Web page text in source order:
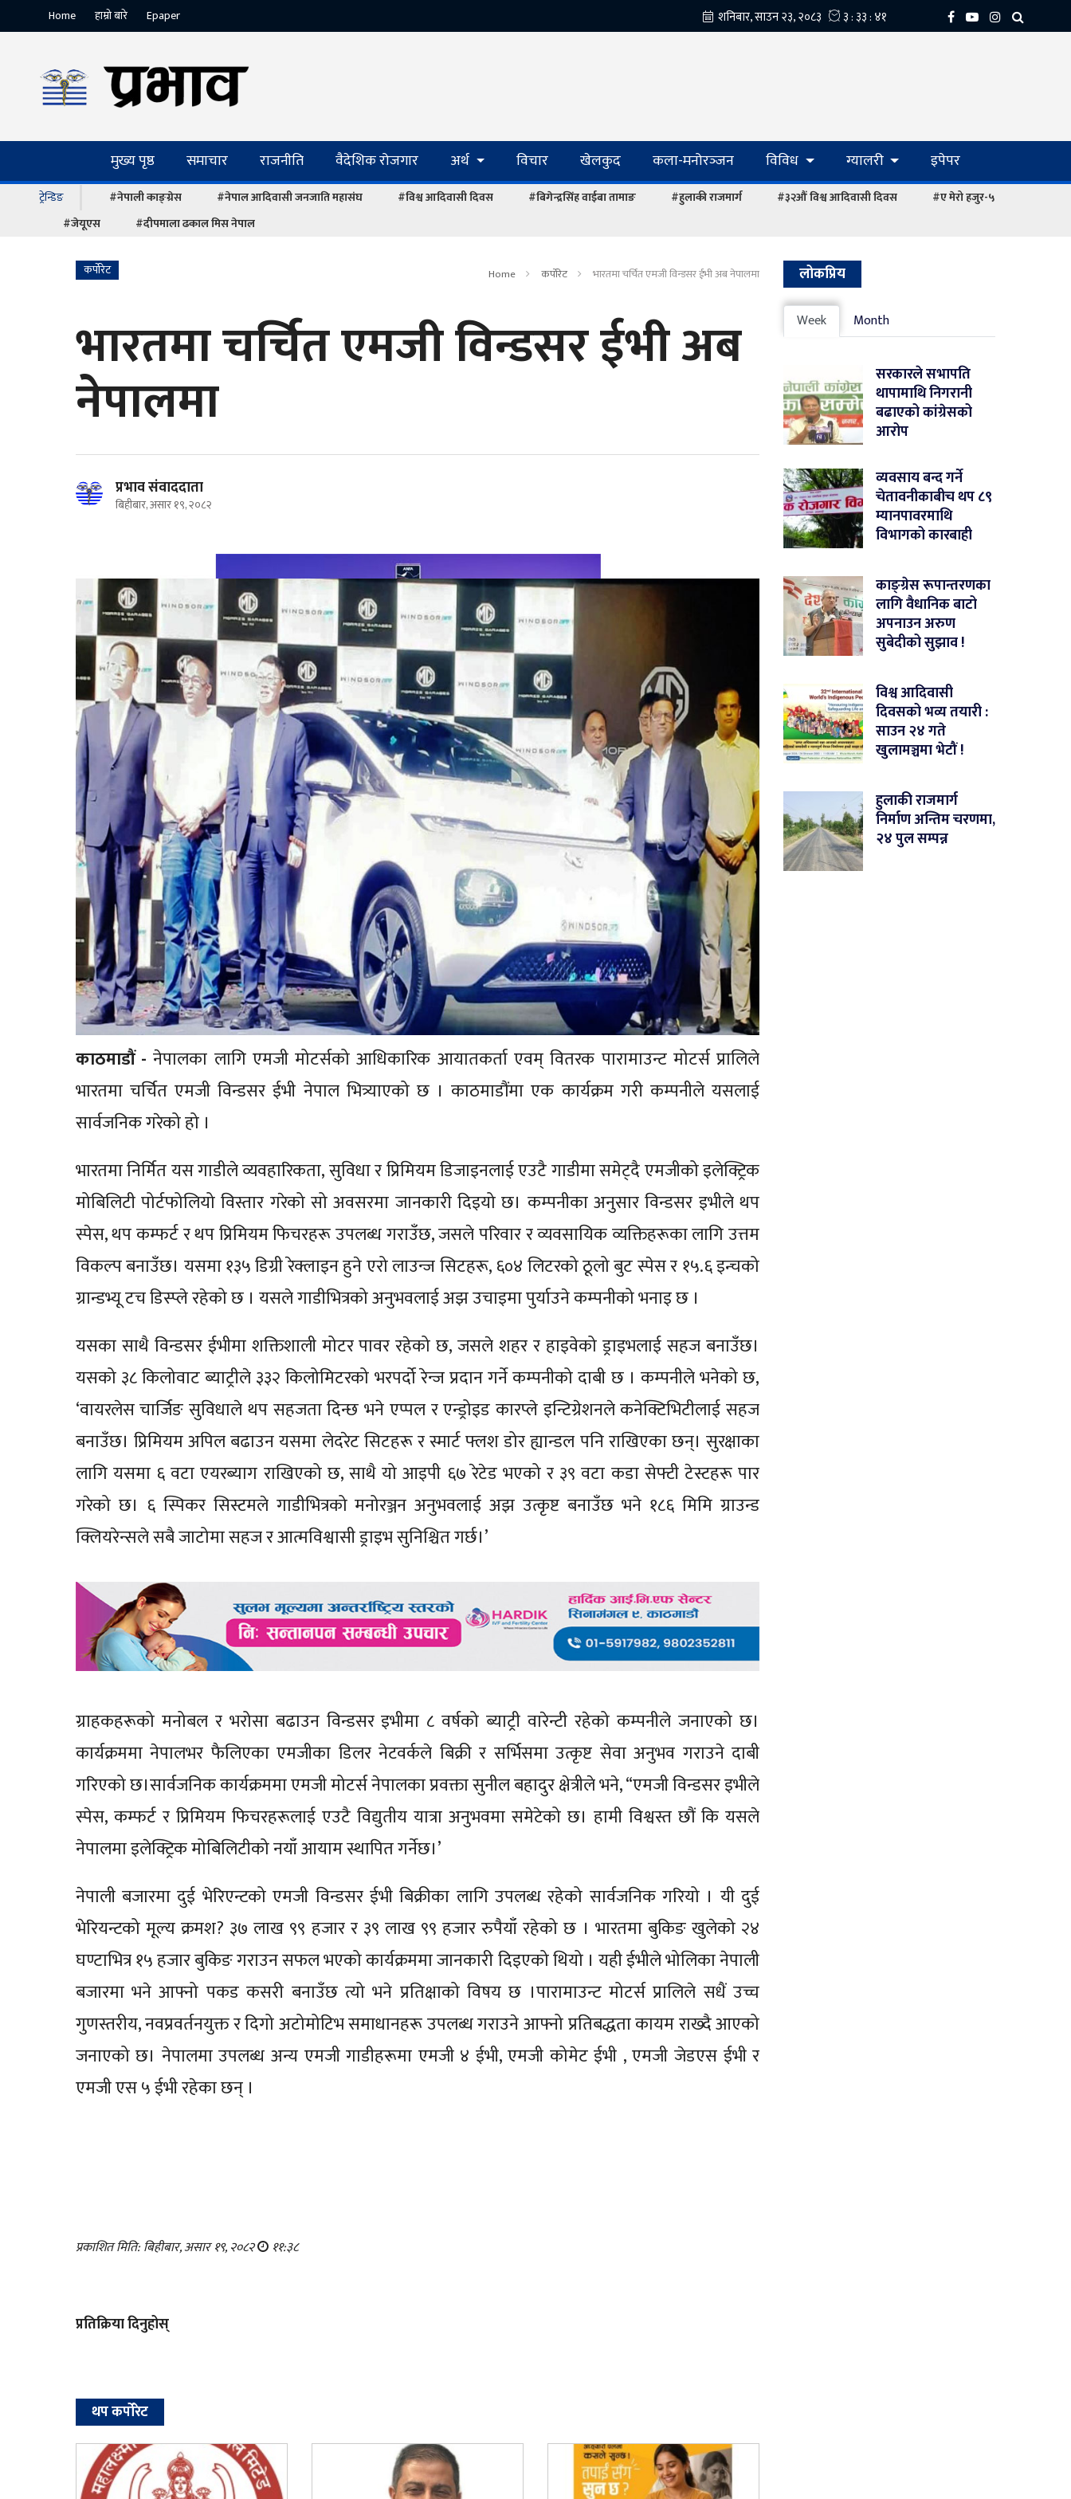
Home हाम्रो बारे Epaper
मुख्य पृष्ठ समाचार राजनीति वैदेशिक रोजगार अर्थ विचार खेलकुद कला-मनोरञ्‍जन विविध ग्यालरी इपेपर
ट्रेन्डिङ #नेपाली काङ्ग्रेस #नेपाल आदिवासी जनजाति महासंघ #विश्व आदिवासी दिवस #बिगेन्द्रसिंह वाईबा तामाङ #हुलाकी राजमार्ग #३२औं विश्व आदिवासी दिवस
#ए मेरो हजुर-५
#जेयूएस
#दीपमाला ढकाल मिस नेपाल
कर्पोरेट Home कर्पोरेट भारतमा चर्चित एमजी विन्डसर ईभी अब नेपालमा
भारतमा चर्चित एमजी विन्डसर ईभी अब
नेपालमा
प्रभाव संवाददाता
बिहीबार, असार १९, २०८२
काठमाडौं - नेपालका लागि एमजी मोटर्सको आधिकारिक आयातकर्ता एवम् वितरक पारामाउन्ट मोटर्स प्रालिले
भारतमा चर्चित एमजी विन्डसर ईभी नेपाल भित्र्याएको छ । काठमाडौंमा एक कार्यक्रम गरी कम्पनीले यसलाई
सार्वजनिक गरेको हो ।
भारतमा निर्मित यस गाडीले व्यवहारिकता, सुविधा र प्रिमियम डिजाइनलाई एउटै गाडीमा समेट्दै एमजीको इलेक्ट्रिक
मोबिलिटी पोर्टफोलियो विस्तार गरेको सो अवसरमा जानकारी दिइयो छ। कम्पनीका अनुसार विन्डसर इभीले थप
स्पेस, थप कम्फर्ट र थप प्रिमियम फिचरहरू उपलब्ध गराउँछ, जसले परिवार र व्यवसायिक व्यक्तिहरूका लागि उत्तम
विकल्प बनाउँछ। यसमा १३५ डिग्री रेक्लाइन हुने एरो लाउन्ज सिटहरू, ६०४ लिटरको ठूलो बुट स्पेस र १५.६ इन्चको
ग्रान्डभ्यू टच डिस्प्ले रहेको छ । यसले गाडीभित्रको अनुभवलाई अझ उचाइमा पुर्याउने कम्पनीको भनाइ छ ।
यसका साथै विन्डसर ईभीमा शक्तिशाली मोटर पावर रहेको छ, जसले शहर र हाइवेको ड्राइभलाई सहज बनाउँछ।
यसको ३८ किलोवाट ब्याट्रीले ३३२ किलोमिटरको भरपर्दो रेन्ज प्रदान गर्ने कम्पनीको दाबी छ । कम्पनीले भनेको छ,
‘वायरलेस चार्जिङ सुविधाले थप सहजता दिन्छ भने एप्पल र एन्ड्रोइड कारप्ले इन्टिग्रेशनले कनेक्टिभिटीलाई सहज
बनाउँछ। प्रिमियम अपिल बढाउन यसमा लेदरेट सिटहरू र स्मार्ट फ्लश डोर ह्यान्डल पनि राखिएका छन्। सुरक्षाका
लागि यसमा ६ वटा एयरब्याग राखिएको छ, साथै यो आइपी ६७ रेटेड भएको र ३९ वटा कडा सेफ्टी टेस्टहरू पार
गरेको छ। ६ स्पिकर सिस्टमले गाडीभित्रको मनोरञ्जन अनुभवलाई अझ उत्कृष्ट बनाउँछ भने १८६ मिमि ग्राउन्ड
क्लियरेन्सले सबै जाटोमा सहज र आत्मविश्वासी ड्राइभ सुनिश्चित गर्छ।’
ग्राहकहरूको मनोबल र भरोसा बढाउन विन्डसर इभीमा ८ वर्षको ब्याट्री वारेन्टी रहेको कम्पनीले जनाएको छ।
कार्यक्रममा नेपालभर फैलिएका एमजीका डिलर नेटवर्कले बिक्री र सर्भिसमा उत्कृष्ट सेवा अनुभव गराउने दाबी
गरिएको छ।सार्वजनिक कार्यक्रममा एमजी मोटर्स नेपालका प्रवक्ता सुनील बहादुर क्षेत्रीले भने, “एमजी विन्डसर इभीले
स्पेस, कम्फर्ट र प्रिमियम फिचरहरूलाई एउटै विद्युतीय यात्रा अनुभवमा समेटेको छ। हामी विश्वस्त छौं कि यसले
नेपालमा इलेक्ट्रिक मोबिलिटीको नयाँ आयाम स्थापित गर्नेछ।’
नेपाली बजारमा दुई भेरिएन्टको एमजी विन्डसर ईभी बिक्रीका लागि उपलब्ध रहेको सार्वजनिक गरियो । यी दुई
भेरियन्टको मूल्य क्रमश? ३७ लाख ९९ हजार र ३९ लाख ९९ हजार रुपैयाँ रहेको छ । भारतमा बुकिङ खुलेको २४
घण्टाभित्र १५ हजार बुकिङ गराउन सफल भएको कार्यक्रममा जानकारी दिइएको थियो । यही ईभीले भोलिका नेपाली
बजारमा भने आफ्नो पकड कसरी बनाउँछ त्यो भने प्रतिक्षाको विषय छ ।पारामाउन्ट मोटर्स प्रालिले सधैं उच्च
गुणस्तरीय, नवप्रवर्तनयुक्त र दिगो अटोमोटिभ समाधानहरू उपलब्ध गराउने आफ्नो प्रतिबद्धता कायम राख्दै आएको
जनाएको छ। नेपालमा उपलब्ध अन्य एमजी गाडीहरूमा एमजी ४ ईभी, एमजी कोमेट ईभी , एमजी जेडएस ईभी र
एमजी एस ५ ईभी रहेका छन् ।
प्रकाशित मिति: बिहीबार, असार १९, २०८२ ११:३८
प्रतिक्रिया दिनुहोस्
थप कर्पोरेट
लोकप्रिय
Week Month
सरकारले सभापति
थापामाथि निगरानी
बढाएको कांग्रेसको
आरोप
व्यवसाय बन्द गर्ने
चेतावनीकाबीच थप ८९
म्यानपावरमाथि
विभागको कारबाही
काङ्ग्रेस रूपान्तरणका
लागि वैधानिक बाटो
अपनाउन अरुण
सुबेदीको सुझाव !
विश्व आदिवासी
दिवसको भव्य तयारी :
साउन २४ गते
खुलामञ्चमा भेटौं !
हुलाकी राजमार्ग
निर्माण अन्तिम चरणमा,
२४ पुल सम्पन्न